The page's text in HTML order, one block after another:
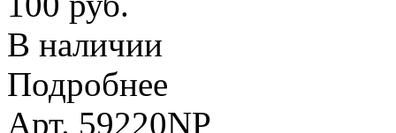
В наличии
Подробнее
Арт. 59220NP